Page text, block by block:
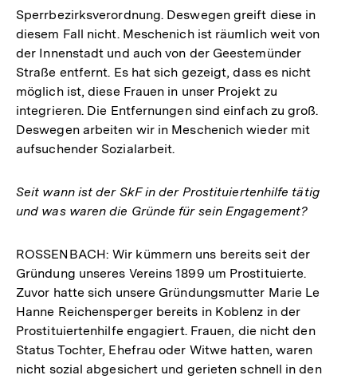
Sperrbezirksverordnung. Deswegen greift diese in
diesem Fall nicht. Meschenich ist räumlich weit von
der Innenstadt und auch von der Geestemünder
Straße entfernt. Es hat sich gezeigt, dass es nicht
möglich ist, diese Frauen in unser Projekt zu
integrieren. Die Entfernungen sind einfach zu groß.
Deswegen arbeiten wir in Meschenich wieder mit
aufsuchender Sozialarbeit.
Seit wann ist der SkF in der Prostituiertenhilfe tätig
und was waren die Gründe für sein Engagement?
ROSSENBACH: Wir kümmern uns bereits seit der
Gründung unseres Vereins 1899 um Prostituierte.
Zuvor hatte sich unsere Gründungsmutter Marie Le
Hanne Reichensperger bereits in Koblenz in der
Prostituiertenhilfe engagiert. Frauen, die nicht den
Status Tochter, Ehefrau oder Witwe hatten, waren
nicht sozial abgesichert und gerieten schnell in den